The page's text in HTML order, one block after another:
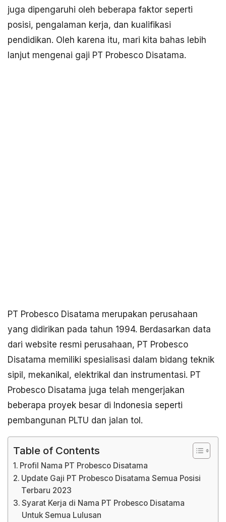
juga dipengaruhi oleh beberapa faktor seperti
posisi, pengalaman kerja, dan kualifikasi
pendidikan. Oleh karena itu, mari kita bahas lebih
lanjut mengenai gaji PT Probesco Disatama.
PT Probesco Disatama merupakan perusahaan
yang didirikan pada tahun 1994. Berdasarkan data
dari website resmi perusahaan, PT Probesco
Disatama memiliki spesialisasi dalam bidang teknik
sipil, mekanikal, elektrikal dan instrumentasi. PT
Probesco Disatama juga telah mengerjakan
beberapa proyek besar di Indonesia seperti
pembangunan PLTU dan jalan tol.
Table of Contents
Profil Nama PT Probesco Disatama
Update Gaji PT Probesco Disatama Semua Posisi
Terbaru 2023
Syarat Kerja di Nama PT Probesco Disatama
Untuk Semua Lulusan